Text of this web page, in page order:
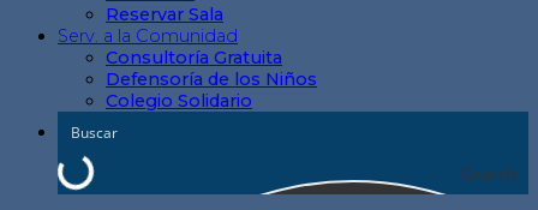
Reservar Sala
Serv. a la Comunidad
Consultoría Gratuita
Defensoría de los Niños
Colegio Solidario
Search